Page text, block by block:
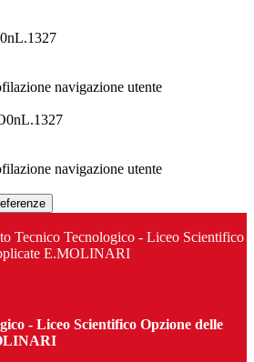
navigazione utente
navigazione utente
Tecnico Tecnologico - Liceo Scientifico
E.MOLINARI
- Liceo Scientifico Opzione delle